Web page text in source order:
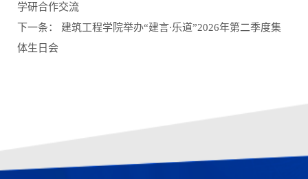
学研合作交流
下一条： 建筑工程学院举办“建言∙乐道”2026年第二季度集
体生日会